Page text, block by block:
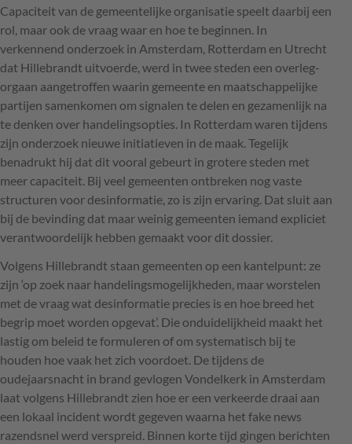
Capaciteit van de gemeentelijke organisatie speelt daarbij een
rol, maar ook de vraag waar en hoe te beginnen. In
verkennend onderzoek in Amsterdam, Rotterdam en Utrecht
dat Hillebrandt uitvoerde, werd in twee steden een overleg­
orgaan aangetroffen waarin ­gemeente en maatschappelijke
partijen ­samenkomen om signalen te delen en ­gezamenlijk na
te denken over handelingsopties. In Rotterdam waren tijdens
zijn onderzoek nieuwe initiatieven in de maak. Tegelijk
benadrukt hij dat dit vooral gebeurt in grotere steden met
meer capaciteit. Bij veel gemeenten ontbreken nog vaste
structuren voor desinformatie, zo is zijn ervaring. Dat sluit aan
bij de bevinding dat maar weinig gemeenten iemand expliciet
verantwoordelijk hebben gemaakt voor dit dossier.
Volgens Hillebrandt staan gemeenten op een kantelpunt: ze
zijn ‘op zoek naar handelingsmogelijkheden, maar worstelen
met de vraag wat desinformatie precies is en hoe breed het
begrip moet worden ­opgevat’. Die onduidelijkheid maakt het
lastig om beleid te formuleren of om ­systematisch bij te
houden hoe vaak het zich ­voordoet. De tijdens de
oudejaarsnacht in brand ­gevlogen Vondelkerk in Amsterdam
laat volgens Hillebrandt zien hoe er een verkeerde draai aan
een lokaal incident wordt gegeven waarna het fake news
razendsnel werd verspreid. Binnen korte tijd ­gingen berichten